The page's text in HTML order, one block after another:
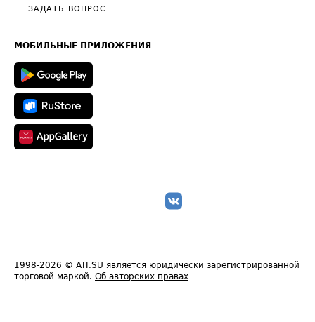
Общие положения
Полезное по перевозкам
Техническая информация
ЗАДАТЬ ВОПРОС
МОБИЛЬНЫЕ ПРИЛОЖЕНИЯ
1998-2026 © ATI.SU является юридически зарегистрированной
торговой маркой. Об авторских правах